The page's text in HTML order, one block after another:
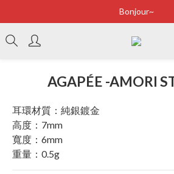
Bonjour~
Bonjour~
立即加入會員享有100元
Bonjour~
AGAPÉE -AMORI
耳環材質：純銀鍍金
高度：7mm
寬度：6mm
重量：0.5g